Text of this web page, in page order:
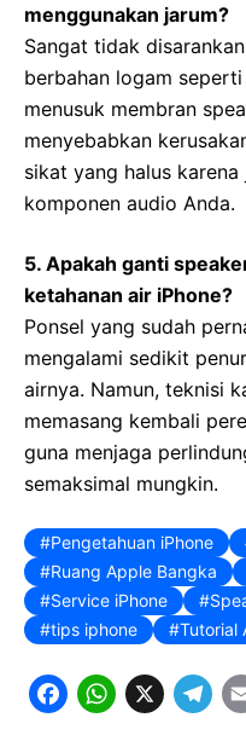
menggunakan jarum?
Sangat tidak
berbahan logam
menusuk membran
menyebabkan
sikat yang halus
komponen audio Anda.
5. Apakah ganti
ketahanan air iPhone?
Ponsel yang sudah
mengalami sedikit
airnya. Namun, teknisi
memasang kembali
guna menjaga
semaksimal mungkin.
Pengetahuan iPhone
Ruang Apple Bangka
Service iPhone
tips iphone
Tutorial
F W X T